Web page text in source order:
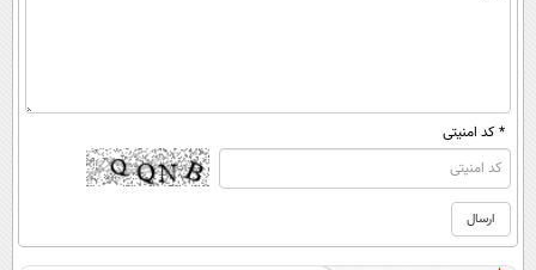
* کد امنیتی